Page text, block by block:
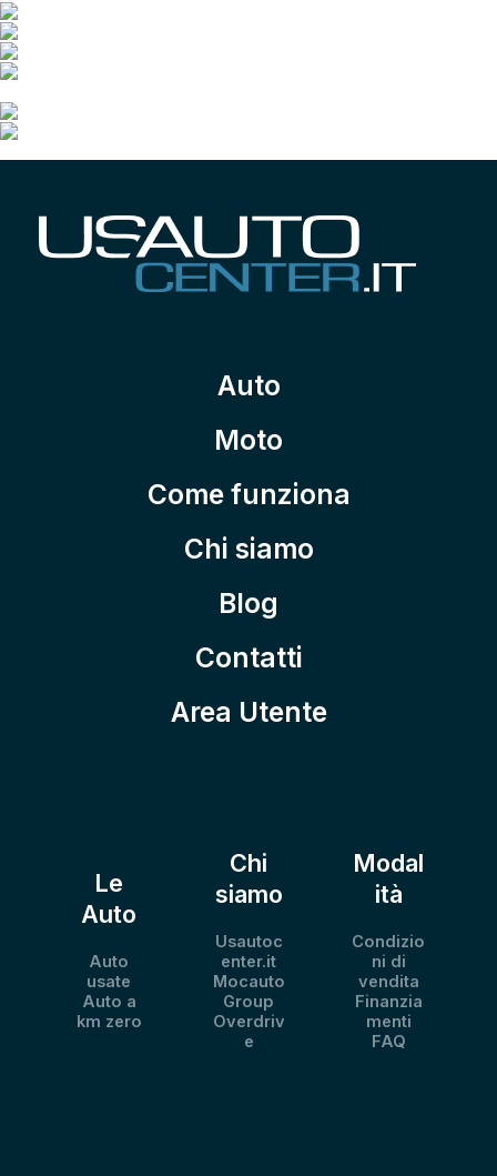
Auto
Moto
Come funziona
Chi siamo
Blog
Contatti
Area Utente
Le
Auto
Auto
usate
Auto a
km zero
Chi
siamo
Usautoc
enter.it
Mocauto
Group
Overdriv
e
Modal
ità
Condizio
ni di
vendita
Finanzia
menti
FAQ